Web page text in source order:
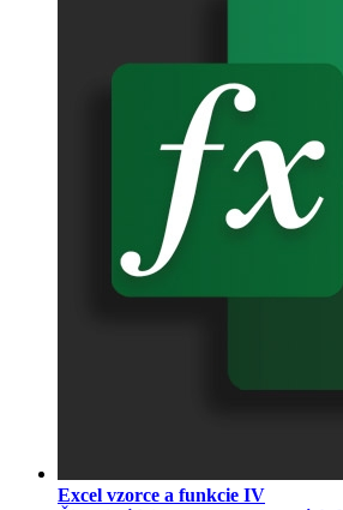
Excel vzorce a funkcie IV